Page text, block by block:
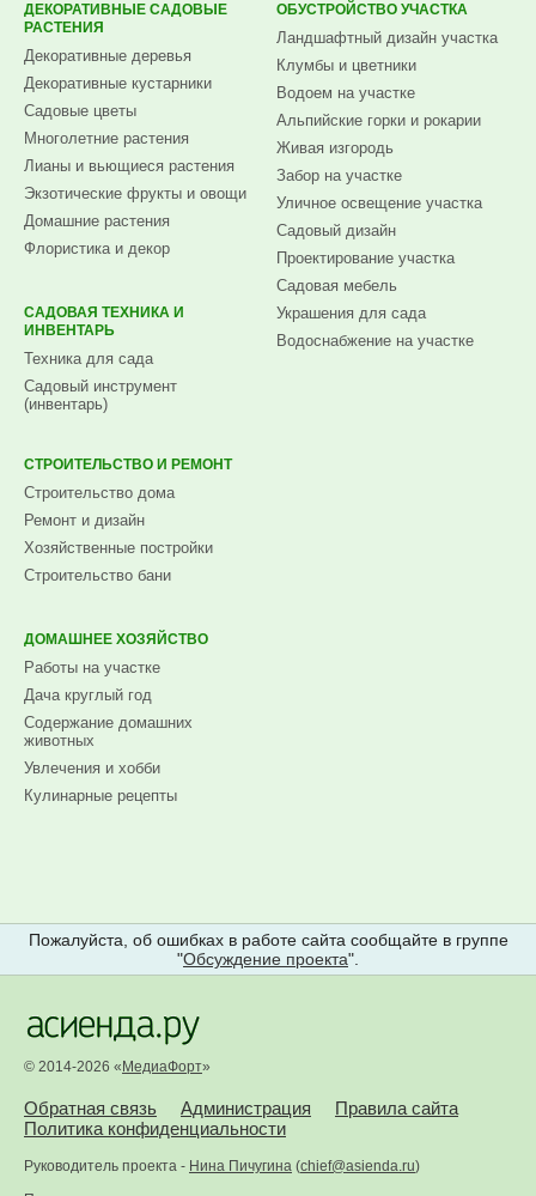
ДЕКОРАТИВНЫЕ САДОВЫЕ
РАСТЕНИЯ
Декоративные деревья
Декоративные кустарники
Садовые цветы
Многолетние растения
Лианы и вьющиеся растения
Экзотические фрукты и овощи
Домашние растения
Флористика и декор
САДОВАЯ ТЕХНИКА И
ИНВЕНТАРЬ
Техника для сада
Садовый инструмент
(инвентарь)
ОБУСТРОЙСТВО УЧАСТКА
Ландшафтный дизайн участка
Клумбы и цветники
Водоем на участке
Альпийские горки и рокарии
Живая изгородь
Забор на участке
Уличное освещение участка
Садовый дизайн
Проектирование участка
Садовая мебель
Украшения для сада
Водоснабжение на участке
СТРОИТЕЛЬСТВО И РЕМОНТ
Строительство дома
Ремонт и дизайн
Хозяйственные постройки
Строительство бани
ДОМАШНЕЕ ХОЗЯЙСТВО
Работы на участке
Дача круглый год
Содержание домашних
животных
Увлечения и хобби
Кулинарные рецепты
Пожалуйста, об ошибках в работе сайта сообщайте в группе
"Обсуждение проекта".
© 2014-2026 « МедиаФорт»
Обратная связь Администрация
Правила сайта
Политика конфиденциальности
Руководитель проекта - Нина Пичугина (chief@asienda.ru)